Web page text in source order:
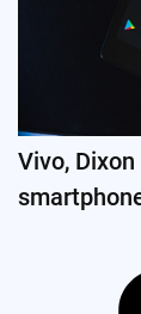
Vivo,